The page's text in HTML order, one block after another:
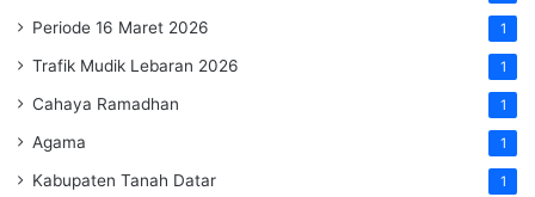
Periode 16 Maret 2026 1
Trafik Mudik Lebaran 2026 1
Cahaya Ramadhan 1
Agama 1
Kabupaten Tanah Datar 1